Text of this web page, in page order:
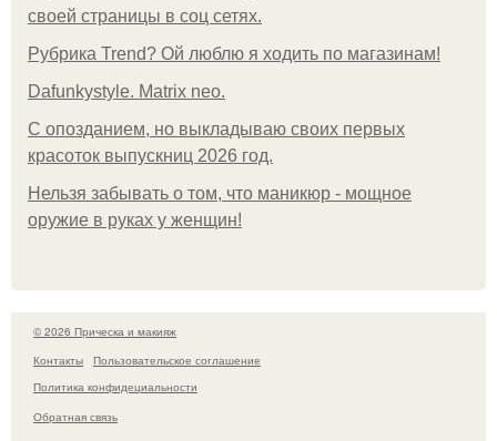
своей страницы в соц сетях.
Рубрика Trend? Ой люблю я ходить по магазинам!
Dafunkystyle. Matrix neo.
С опозданием, но выкладываю своих первых
красоток выпускниц 2026 год.
Нельзя забывать о том, что маникюр - мощное
оружие в руках у женщин!
© 2026 Прическа и макияж
Контакты
Пользовательское соглашение
Политика конфидециальности
Обратная связь